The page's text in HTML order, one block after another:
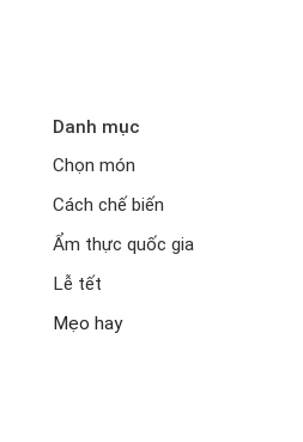
Danh mục
Chọn món
Cách chế biến
Ẩm thực quốc gia
Lễ tết
Mẹo hay